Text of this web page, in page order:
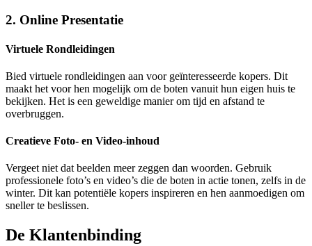
2. Online Presentatie
Virtuele Rondleidingen
Bied virtuele rondleidingen aan voor geïnteresseerde kopers. Dit
maakt het voor hen mogelijk om de boten vanuit hun eigen huis te
bekijken. Het is een geweldige manier om tijd en afstand te
overbruggen.
Creatieve Foto- en Video-inhoud
Vergeet niet dat beelden meer zeggen dan woorden. Gebruik
professionele foto’s en video’s die de boten in actie tonen, zelfs in de
winter. Dit kan potentiële kopers inspireren en hen aanmoedigen om
sneller te beslissen.
De Klantenbinding